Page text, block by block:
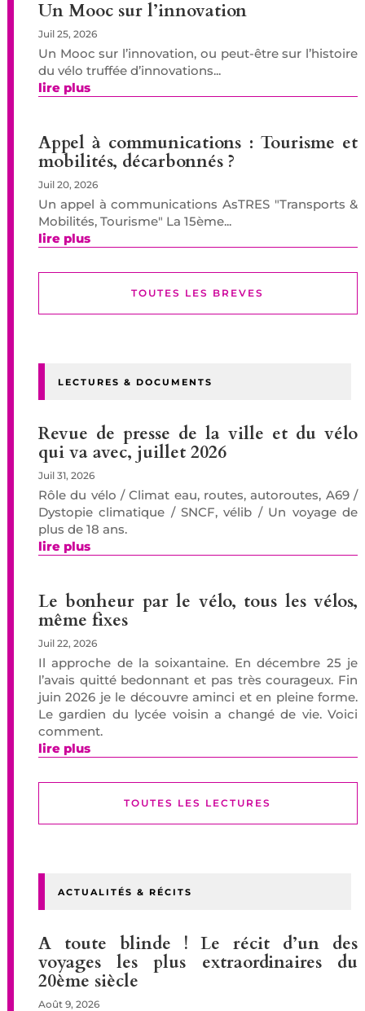
Un Mooc sur l’innovation
Juil 25, 2026
Un Mooc sur l’innovation, ou peut-être sur l’histoire
du vélo truffée d’innovations...
lire plus
Appel à communications : Tourisme et
mobilités, décarbonnés ?
Juil 20, 2026
Un appel à communications AsTRES "Transports &
Mobilités, Tourisme" La 15ème...
lire plus
TOUTES LES BREVES
LECTURES & DOCUMENTS
Revue de presse de la ville et du vélo
qui va avec, juillet 2026
Juil 31, 2026
Rôle du vélo / Climat eau, routes, autoroutes, A69 /
Dystopie climatique / SNCF, vélib / Un voyage de
plus de 18 ans.
lire plus
Le bonheur par le vélo, tous les vélos,
même fixes
Juil 22, 2026
Il approche de la soixantaine. En décembre 25 je
l’avais quitté bedonnant et pas très courageux. Fin
juin 2026 je le découvre aminci et en pleine forme.
Le gardien du lycée voisin a changé de vie. Voici
comment.
lire plus
TOUTES LES LECTURES
ACTUALITÉS & RÉCITS
A toute blinde ! Le récit d’un des
voyages les plus extraordinaires du
20ème siècle
Août 9, 2026